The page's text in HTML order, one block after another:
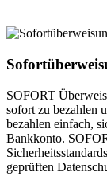
SOFORT
sofort zu bezahlen
bezahlen einfach,
Bankkonto.
geprüften